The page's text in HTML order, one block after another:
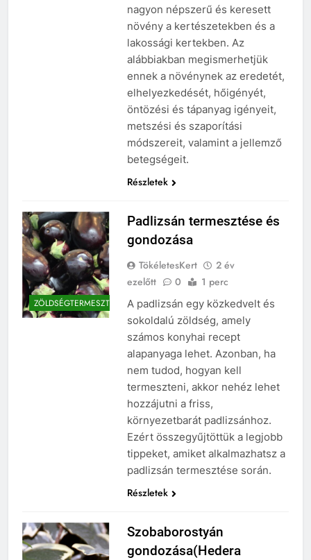
nagyon népszerű és keresett
növény a kertészetekben és a
lakossági kertekben. Az
alábbiakban megismerhetjük
ennek a növénynek az eredetét,
elhelyezkedését, hőigényét,
öntözési és tápanyag igényeit,
metszési és szaporítási
módszereit, valamint a jellemző
betegségeit.
Részletek
ZÖLDSÉGTERMESZTÉS
Padlizsán termesztése és
gondozása
TökéletesKert
2 év
ezelőtt
0 1 perc
A padlizsán egy közkedvelt és
sokoldalú zöldség, amely
számos konyhai recept
alapanyaga lehet. Azonban, ha
nem tudod, hogyan kell
termeszteni, akkor nehéz lehet
hozzájutni a friss,
környezetbarát padlizsánhoz.
Ezért összegyűjtöttük a legjobb
tippeket, amiket alkalmazhatsz a
padlizsán termesztése során.
Részletek
Szobaborostyán
gondozása(Hedera